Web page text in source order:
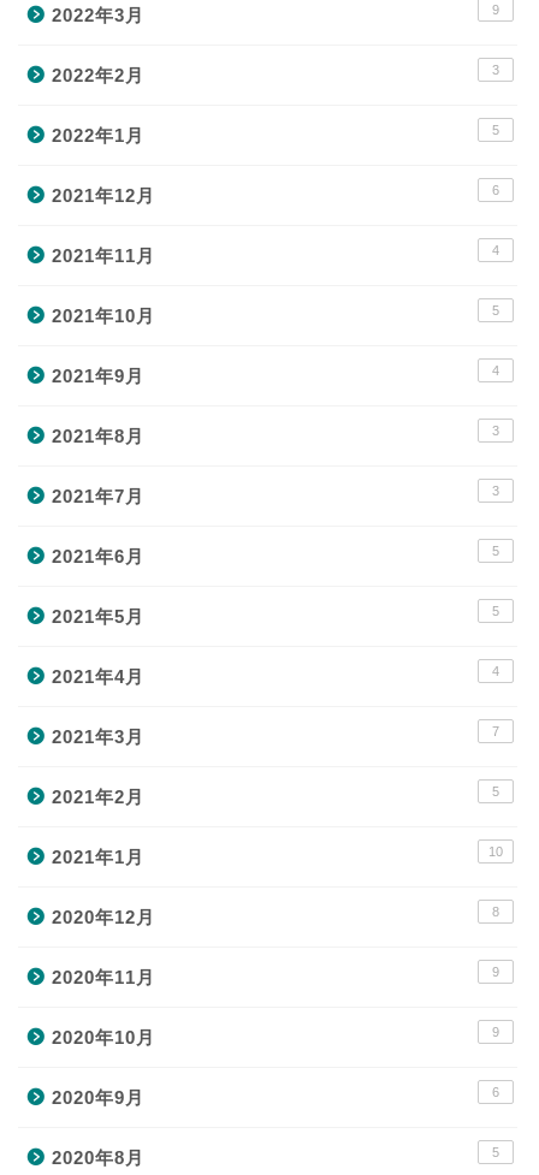
2022年3月 9
2022年2月 3
2022年1月 5
2021年12月 6
2021年11月 4
2021年10月 5
2021年9月 4
2021年8月 3
2021年7月 3
2021年6月 5
2021年5月 5
2021年4月 4
2021年3月 7
2021年2月 5
2021年1月 10
2020年12月 8
2020年11月 9
2020年10月 9
2020年9月 6
2020年8月 5